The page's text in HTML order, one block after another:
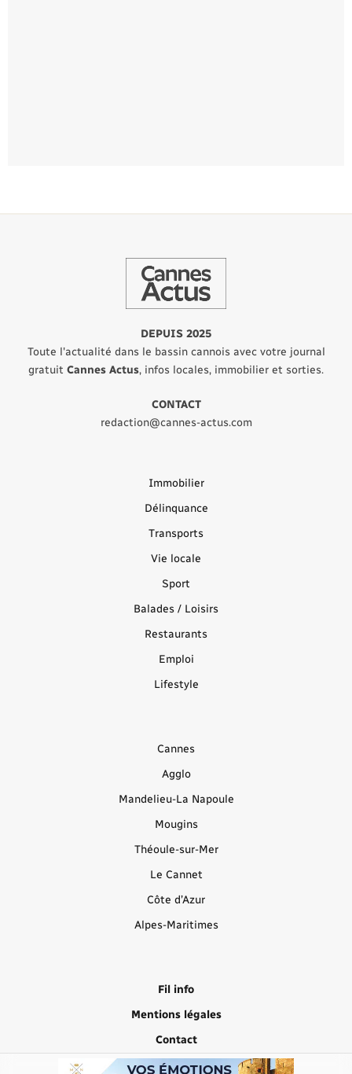
DEPUIS 2025
Toute l'actualité dans le bassin cannois avec votre journal
gratuit Cannes Actus, infos locales, immobilier et sorties.
CONTACT
redaction@cannes-actus.com
Immobilier
Délinquance
Transports
Vie locale
Sport
Balades / Loisirs
Restaurants
Emploi
Lifestyle
Cannes
Agglo
Mandelieu-La Napoule
Mougins
Théoule-sur-Mer
Le Cannet
Côte d’Azur
Alpes-Maritimes
Fil info
Mentions légales
Contact